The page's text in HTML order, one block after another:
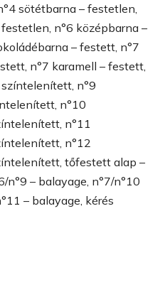
sötétbarna – festetlen,
n°6 középbarna –
– festett, n°7
n°7 karamell – festett,
n°9
n°10
n°11
n°12
tőfestett alap –
– balayage, n°7/n°10
– balayage, kérés